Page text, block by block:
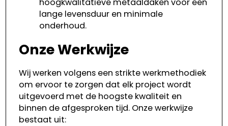
hoogkwalitatieve metaaldaken voor een
lange levensduur en minimale
onderhoud.
Onze Werkwijze
Wij werken volgens een strikte werkmethodiek
om ervoor te zorgen dat elk project wordt
uitgevoerd met de hoogste kwaliteit en
binnen de afgesproken tijd. Onze werkwijze
bestaat uit: